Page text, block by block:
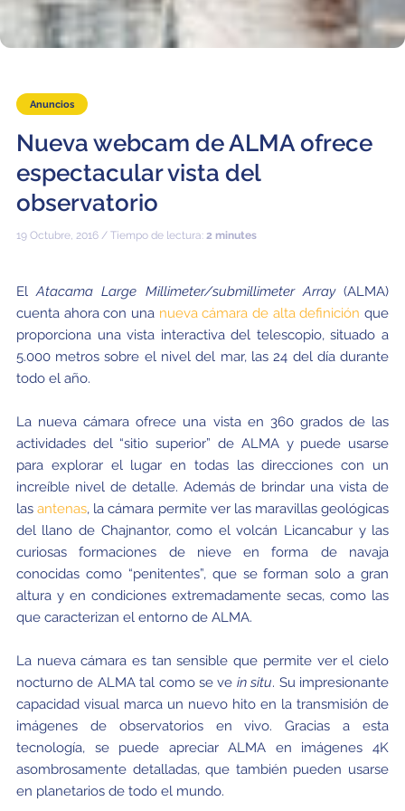
Programa
Slack de conferencia
Logística de carteles
Eventos
Personas
SOC / LOC
Asistentes
Lugar y Alojamiento
Transporte
Registro
Noticias
Anuncios
Nueva webcam de ALMA ofrece
espectacular vista del
observatorio
19 Octubre, 2016 / Tiempo de lectura: 2 minutes
ElAtacama Large Millimeter/submillimeter Array(ALMA)
cuenta ahora con una nueva cámara de alta definición que
proporciona una vista interactiva del telescopio, situado a
5.000 metros sobre el nivel del mar, las 24 del día durante
todo el año.
La nueva cámara ofrece una vista en 360 grados de las
actividades del “sitio superior” de ALMA y puede usarse
para explorar el lugar en todas las direcciones con un
increíble nivel de detalle. Además de brindar una vista de
lasantenas, la cámara permite ver las maravillas geológicas
del llano de Chajnantor, como el volcán Licancabur y las
curiosas formaciones de nieve en forma de navaja
conocidas como “penitentes”, que se forman solo a gran
altura y en condiciones extremadamente secas, como las
que caracterizan el entorno de ALMA.
La nueva cámara es tan sensible que permite ver el cielo
nocturno de ALMA tal como se ve in situ. Su impresionante
capacidad visual marca un nuevo hito en la transmisión de
imágenes de observatorios en vivo. Gracias a esta
tecnología, se puede apreciar ALMA en imágenes 4K
asombrosamente detalladas, que también pueden usarse
en planetarios de todo el mundo.